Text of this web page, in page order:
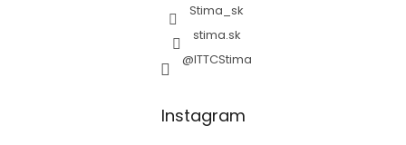
Stima_sk
stima.sk
@ITTCStima
Instagram